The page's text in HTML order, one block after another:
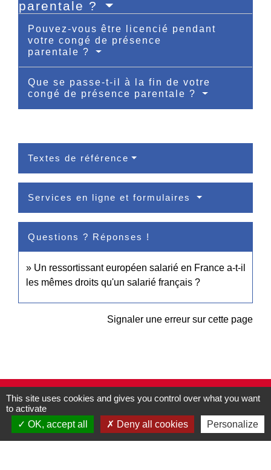
parentale ?
Pouvez-vous être licencié pendant
votre congé de présence
parentale ?
Que se passe-t-il à la fin de votre
congé de présence parentale ?
Textes de référence
Services en ligne et formulaires
Questions ? Réponses !
Un ressortissant européen salarié en France a-t-il
les mêmes droits qu'un salarié français ?
Signaler une erreur sur cette page
Contacts
Commune de Pullay
2 rue des Rossignols
This site uses cookies and gives you control over what you want
to activate
OK, accept all
Deny all cookies Personalize